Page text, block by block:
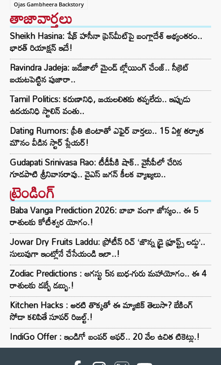
Ojas Gambheera Backstory
తాజావార్తలు
Sheikh Hasina: షేక్ హసీనా ప్రెస్‌మీట్‌పై బంగ్లాదేశ్ అభ్యంతరం..
భారత్ రియాక్షన్ ఇదే!
Ravindra Jadeja: జడేజాలో మైండ్ బ్లోయింగ్ చేంజ్.. సీక్రెట్
బయటపెట్టిన పుజారా..
Tamil Politics: కరుణానిధి, జయలలితకు తప్పలేదు.. ఇప్పుడు
ఉదయనిధి స్టాలిన్ వంతు..
Dating Rumors: ప్రీతి జింటాతో ఎఫైర్ వార్తలు.. 15 ఏళ్ల తర్వాత
మౌనం వీడిన స్టార్ ప్లేయర్!
Gudapati Srinivasa Rao: టీడీపీకి షాక్‌.. వైసీపీలో చేరిన
గూడపాటి శ్రీనివాసరావు.. వైఎస్‌ జగన్‌ కీలక వ్యాఖ్యలు..
ట్రెండింగ్‌
Baba Vanga Prediction 2026: బాబా వంగా జోస్యం.. ఈ 5
రాశులకు కోటీశ్వర యోగం.!
Jowar Dry Fruits Laddu: ప్రోటీన్ రిచ్ ‘జొన్న డ్రై ఫ్రూప్ట్స్ లడ్డు’..
సులువుగా ఇంట్లోనే చేసేయండి ఇలా..!
Zodiac Predictions : ఆగస్టు 5న బుధ-గురు మహాయోగం.. ఈ 4
రాశులకు డబ్బే డబ్బు.!
Kitchen Hacks : అరటి తొక్కతో ఈ మ్యాజిక్ తెలుసా? బేకింగ్
సోడా కలిపితే సూపర్ రిజల్ట్.!
IndiGo Offer : ఇండిగో బంపర్ ఆఫర్.. 20 వేల ఉచిత టికెట్లు.!